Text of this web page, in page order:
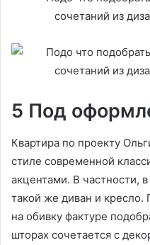
5 Под
Квартира по проекту
стиле современной
акцентами. В частности,
такой же диван и кресло.
на обивку фактуре
шторах сочетается с